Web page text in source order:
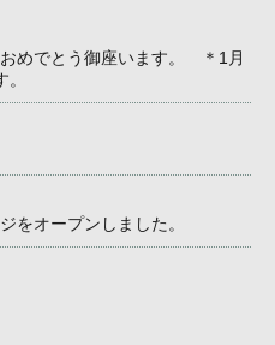
めでとう御座います。 ＊1月
をオープンしました。